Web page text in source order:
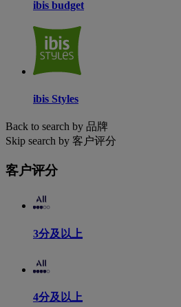
ibis budget
ibis Styles
Back to search by 品牌
Skip search by 客户评分
客户评分
3分及以上
4分及以上